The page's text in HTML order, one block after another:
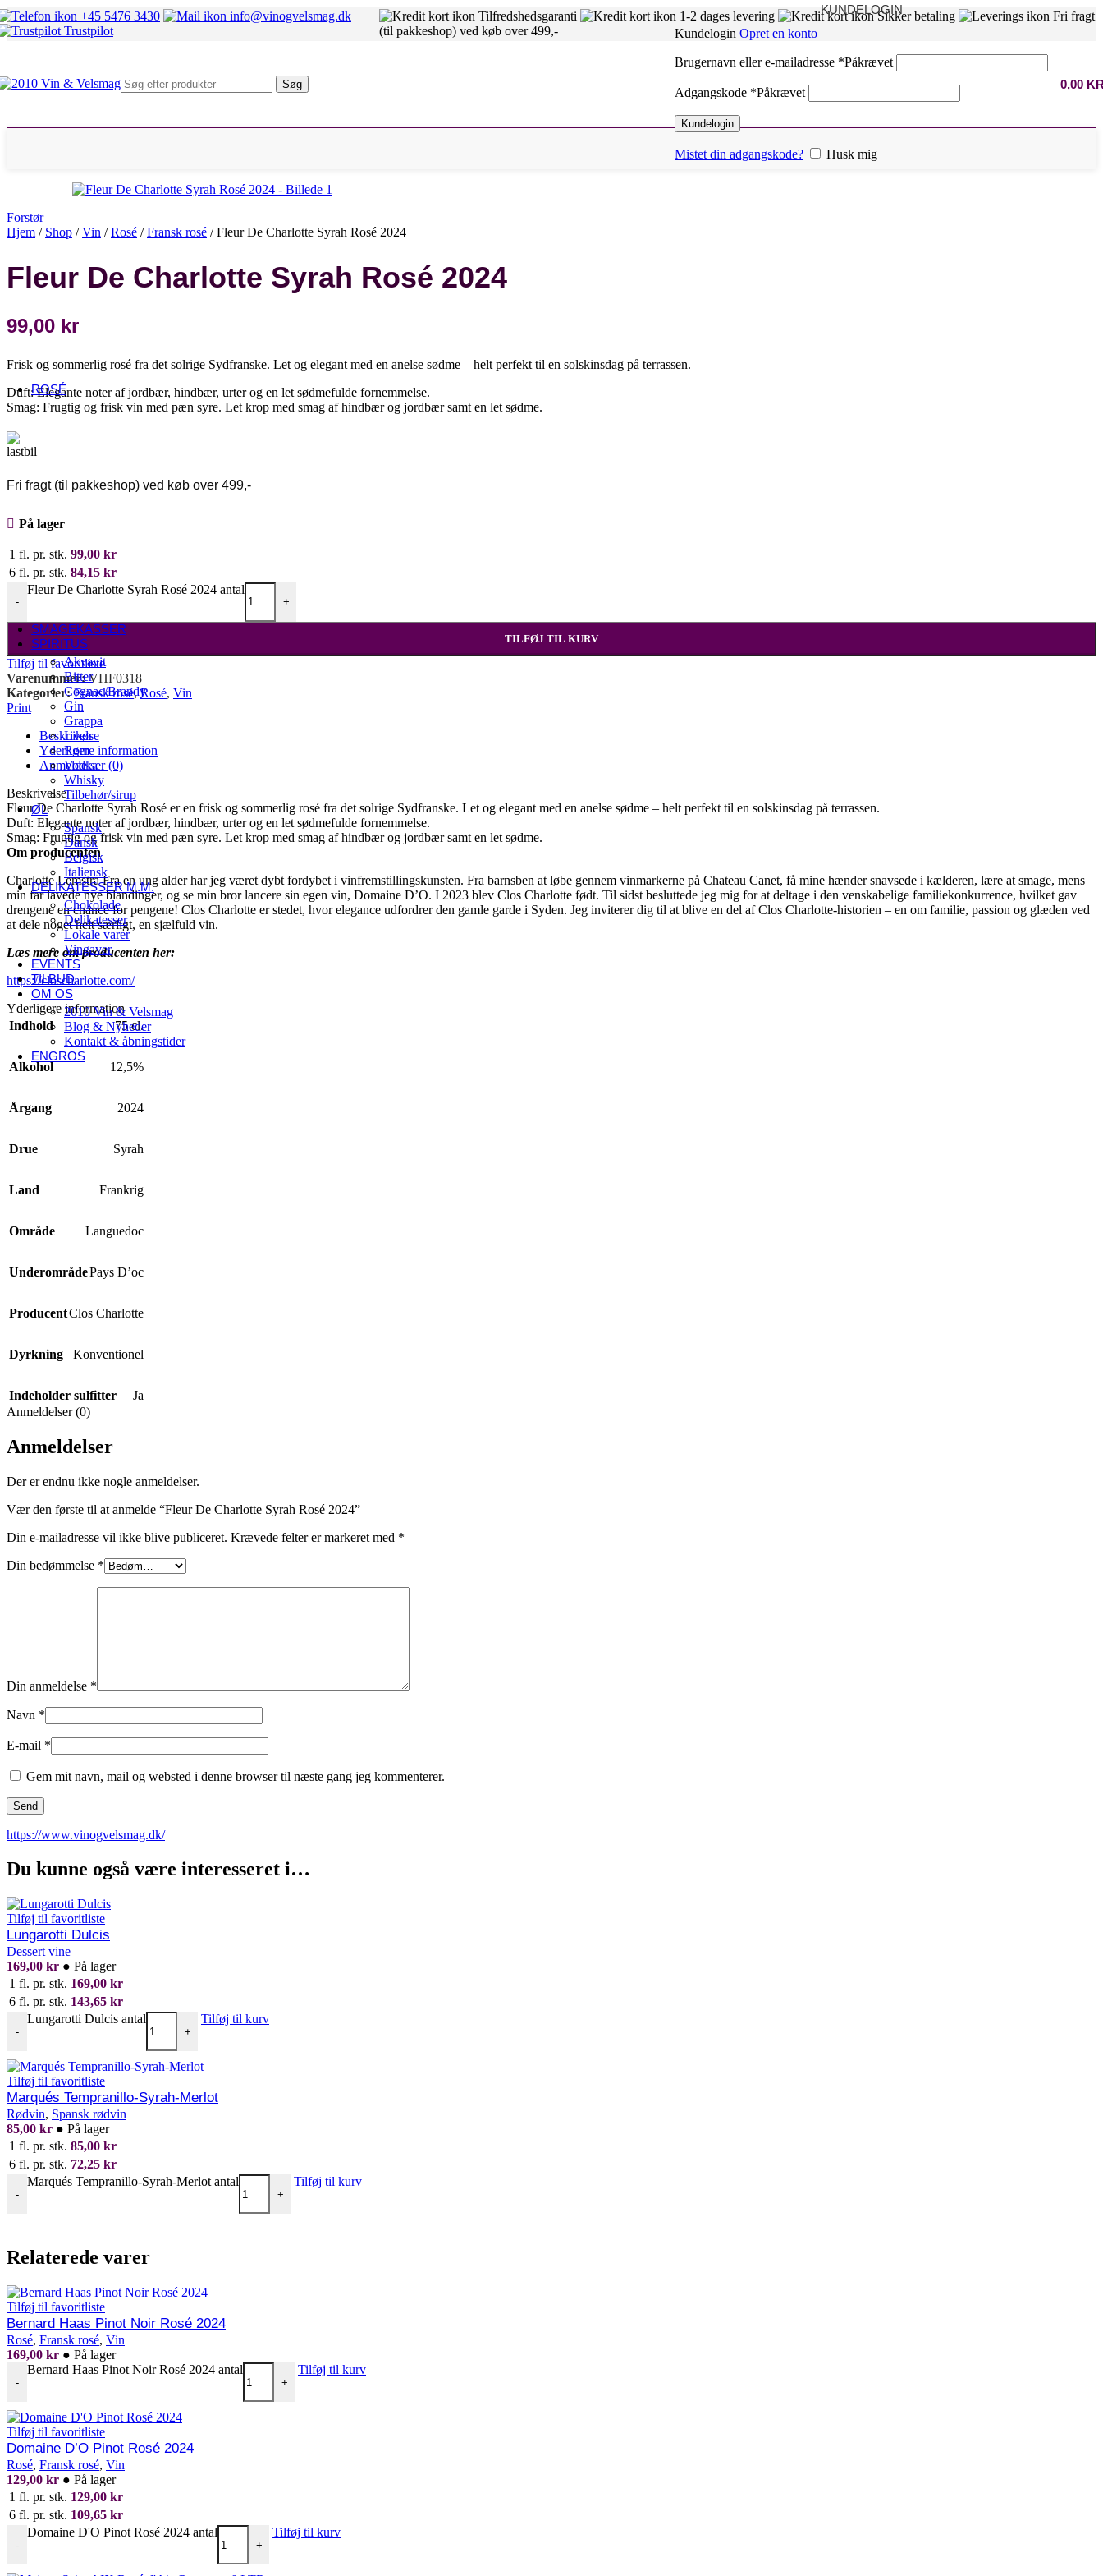
+45 5476 3430
info@vinogvelsmag.dk
Trustpilot
Tilfredshedsgaranti 1-2 dages levering Sikker betaling
Fri fragt
(til pakkeshop) ved køb over 499,-
Søg
KUNDELOGIN
Kundelogin Opret en konto
Brugernavn eller e-mailadresse *Påkrævet
Adgangskode *Påkrævet
Kundelogin
Mistet din adgangskode? Husk mig
0,00
Rheingau
Fransk hvidvin
Bourgogne
Chablis
Italiensk hvidvin
Alto Adige
Piemonte
Sicilien
Veneto
Andre lande
Sydafrika
USA
ROSÉ
Fransk rosé
Italiensk rosé
Abruzzo
Danmark
Østrig
Spanien
Sydafrika
SMAGEKASSER
SPIRITUS
Akvavit
Bitter
Cognac/Brandy
Gin
Grappa
Likør
Rom
Vodka
Whisky
Tilbehør/sirup
ØL
Spansk
Dansk
Belgisk
Italiensk
DELIKATESSER M.M.
Chokolade
Delikatesser
Lokale varer
Vingaver
EVENTS
TILBUD
OM OS
2010 Vin & Velsmag
Blog & Nyheder
Kontakt & åbningstider
ENGROS
Forstør
Hjem / Shop /Vin /Rosé /Fransk rosé /Fleur De Charlotte Syrah Rosé 2024
Fleur De Charlotte Syrah Rosé 2024
99,00 kr
Frisk og sommerlig rosé fra det solrige Sydfranske. Let og elegant med en anelse sødme – helt perfekt til en solskinsdag på terrassen.
Duft: Elegante noter af jordbær, hindbær, urter og en let sødmefulde fornemmelse.
Smag: Frugtig og frisk vin med pæn syre. Let krop med smag af hindbær og jordbær samt en let sødme.
Fri fragt (til pakkeshop) ved køb over 499,-
På lager
1 fl. pr. stk. 99,00 kr
6 fl. pr. stk. 84,15 kr
-
Fleur De Charlotte Syrah Rosé 2024 antal
+
TILFØJ TIL KURV
Tilføj til favoritliste
Varenummer:VHF0318
Kategorier: Fransk rosé, Rosé, Vin
Print
Beskrivelse
Yderligere information
Anmeldelser (0)
Beskrivelse
Fleur De Charlotte Syrah Rosé er en frisk og sommerlig rosé fra det solrige Sydfranske. Let og elegant med en anelse sødme – helt perfekt til en solskinsdag på terrassen.
Duft: Elegante noter af jordbær, hindbær, urter og en let sødmefulde fornemmelse.
Smag: Frugtig og frisk vin med pæn syre. Let krop med smag af hindbær og jordbær samt en let sødme.
Om producenten
Charlotte Lemstra Fra en ung alder har jeg været dybt fordybet i vinfremstillingskunsten. Fra barnsben at løbe gennem vinmarkerne på Chateau Canet, få mine hænder snavsede i kælderen, lære at smage, mens
min far lavede nye blandinger, og se min bror lancere sin egen vin, Domaine D’O. I 2023 blev Clos Charlotte født. Til sidst besluttede jeg mig for at deltage i den venskabelige familiekonkurrence, hvilket gav
drengene en chance for pengene! Clos Charlotte er stedet, hvor elegance udfordrer den gamle garde i Syden. Jeg inviterer dig til at blive en del af Clos Charlotte-historien – en om familie, passion og glæden ved
at dele noget helt særligt, en sjælfuld vin.
Læs mere om producenten her:
https://closcharlotte.com/
Yderligere information
Indhold
75 cl.
Alkohol 12,5%
Årgang 2024
Drue Syrah
Land Frankrig
Område Languedoc
UnderområdePays D’oc
ProducentClos Charlotte
Dyrkning Konventionel
Indeholder sulfitter
Ja
Anmeldelser (0)
Anmeldelser
Der er endnu ikke nogle anmeldelser.
Vær den første til at anmelde “Fleur De Charlotte Syrah Rosé 2024”
Din e-mailadresse vil ikke blive publiceret. Krævede felter er markeret med *
Din bedømmelse *
Din anmeldelse *
Navn *
E-mail *
Gem mit navn, mail og websted i denne browser til næste gang jeg kommenterer.
https://www.vinogvelsmag.dk/
Du kunne også være interesseret i…
Tilføj til favoritliste
Lungarotti Dulcis
Dessert vine
169,00 kr ● På lager
1 fl. pr. stk. 169,00 kr
6 fl. pr. stk. 143,65 kr
-
Lungarotti Dulcis antal
+
Tilføj til kurv
Tilføj til favoritliste
Marqués Tempranillo-Syrah-Merlot
Rødvin, Spansk rødvin
85,00 kr ● På lager
1 fl. pr. stk. 85,00 kr
6 fl. pr. stk. 72,25 kr
-
Marqués Tempranillo-Syrah-Merlot antal
+
Tilføj til kurv
Relaterede varer
Tilføj til favoritliste
Bernard Haas Pinot Noir Rosé 2024
Rosé, Fransk rosé, Vin
169,00 kr ● På lager
-
Bernard Haas Pinot Noir Rosé 2024 antal
+
Tilføj til kurv
Tilføj til favoritliste
Domaine D’O Pinot Rosé 2024
Rosé, Fransk rosé, Vin
129,00 kr ● På lager
1 fl. pr. stk. 129,00 kr
6 fl. pr. stk. 109,65 kr
-
Domaine D'O Pinot Rosé 2024 antal
+
Tilføj til kurv